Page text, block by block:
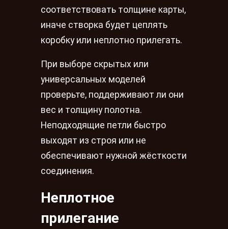
соответствовать толщине карты,
иначе створка будет цеплять
коробку или неплотно прилегать.
При выборе скрытых или
универсальных моделей
проверьте, поддерживают ли они
вес и толщину полотна.
Неподходящие петли быстро
выходят из строя или не
обеспечивают нужной жёсткости
соединения.
Неплотное
прилегание